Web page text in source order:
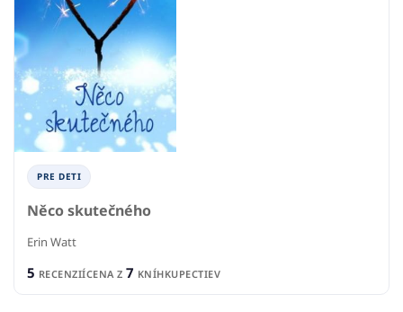
PRE DETI
Něco skutečného
Erin Watt
5 RECENZIÍCENA Z 7 KNÍHKUPECTIEV